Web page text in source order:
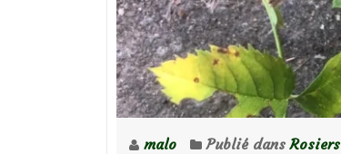
rosiers
et
prévenir
les
maladies
malo Publié dansRosiers